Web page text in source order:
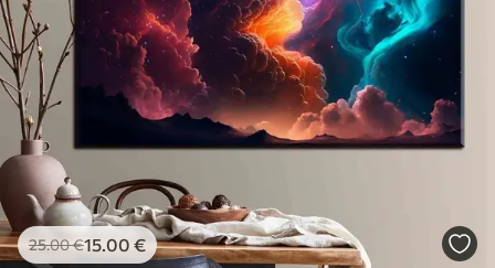
25.00€15 .00 €